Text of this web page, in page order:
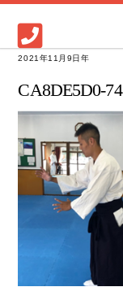
Skip
content
2021年11月9日
CA8DE5D0-